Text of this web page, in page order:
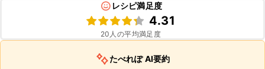
レシピ満足度
4.31
20 人の平均満足度
たべれぽ AI要約